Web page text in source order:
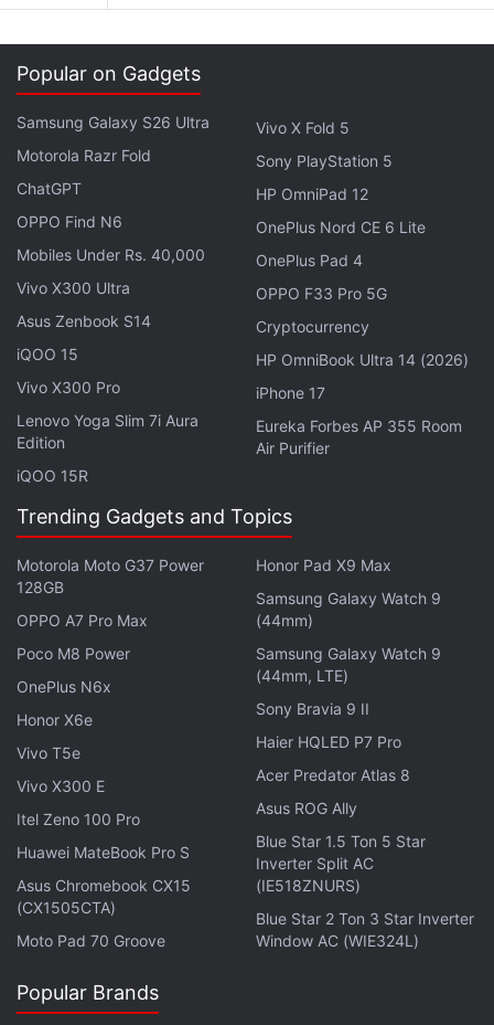
Gen 2 SoC पर डाला गया है। Realme 12 Pro Plus 5G के
रियर कैमरा सेटअप में ऑप्टिकल इमेज स्टेबलाइजेशन (OIS) के साथ
ऑप्टिकल जूम के साथ 64 मेगापिक्सल का ओमनीविजन OV64B
सेंसर और 8-मेगापिक्सल का अल्ट्रावाइड एंगल लेंस शामिल है। सेल्फी
और वीडियो कॉलिंग के लिए इसमें 32-मेगापिक्सल का फ्रंट कैमरा
मिलता है।
Realme 12 Pro+ में 5,000mAh बैटरी है, जो 67W
SuperVOOC चार्जिंग सपोर्ट करती है। कंपनी का दावा है कि फोन 0
से 100 प्रतिशत केवल 48 मिनट में चार्ज हो सकता है। इसकी बैटरी
390 घंटे का स्टैंडबाय टाइम देने का दावा करती है। साउंड के लिए
सर्टिफाइड है। डिवाइस की मोटाई 8.75mm और वजन 196 ग्राम है।
लेटेस्ट टेक न्यूज़,स्मार्टफोन रिव्यूऔर लोकप्रिय
एक्सक्लूसिव ऑफर के लिए गैजेट्स 360
एंड्रॉयड
ऐप डाउनलोड करें और
हमेंगूगल समाचार
ये भी पढ़े: Realme 12 Pro Plus 5G Realme 12 Pro Plus 5G Sale
Realme 12 Pro Plus 5G Discount Offer,Realme 12 Pro Plus 5G
Specifications
Realme 12 Pro Plus 5G Price in India
Popular on Gadgets
Samsung Galaxy S26 Ultra
Motorola Razr Fold
ChatGPT
OPPO Find N6
Mobiles Under Rs. 40,000
Vivo X300 Ultra
Asus Zenbook S14
iQOO 15
Vivo X300 Pro
Lenovo Yoga Slim 7i Aura
Edition
iQOO 15R
Vivo X Fold 5
Sony PlayStation 5
HP OmniPad 12
OnePlus Nord CE 6 Lite
OnePlus Pad 4
OPPO F33 Pro 5G
Cryptocurrency
HP OmniBook Ultra 14 (2026)
iPhone 17
Eureka Forbes AP 355 Room
Air Purifier
Trending Gadgets and Topics
Motorola Moto G37 Power
128GB
OPPO A7 Pro Max
Poco M8 Power
OnePlus N6x
Honor X6e
Vivo T5e
Vivo X300 E
Itel Zeno 100 Pro
Huawei MateBook Pro S
Asus Chromebook CX15
(CX1505CTA)
Moto Pad 70 Groove
Honor Pad X9 Max
Samsung Galaxy Watch 9
(44mm)
Samsung Galaxy Watch 9
(44mm, LTE)
Sony Bravia 9 II
Haier HQLED P7 Pro
Acer Predator Atlas 8
Asus ROG Ally
Blue Star 1.5 Ton 5 Star
Inverter Split AC
(IE518ZNURS)
Blue Star 2 Ton 3 Star Inverter
Window AC (WIE324L)
Popular Brands